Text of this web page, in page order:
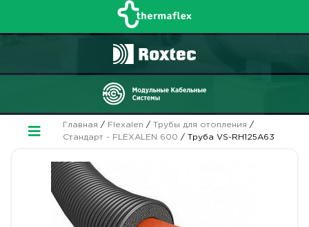
Главная / Flexalen / Трубы для отопления /
Стандарт - FLEXALEN 600 / Труба VS-RH125A63